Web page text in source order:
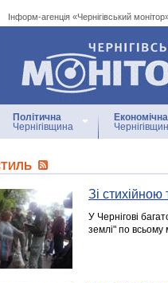
Інформ-агенція «Чернігівський
Інформ-агенція
«Чернігівський
Політична
Чернігівщина
Економічна
Зі
У Чернігові
землі" по всьому